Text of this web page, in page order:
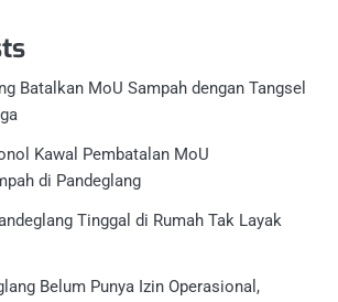
Batalkan MoU Sampah dengan Tangsel
Kawal Pembatalan MoU
di Pandeglang
Tinggal di Rumah Tak Layak
Belum Punya Izin Operasional,